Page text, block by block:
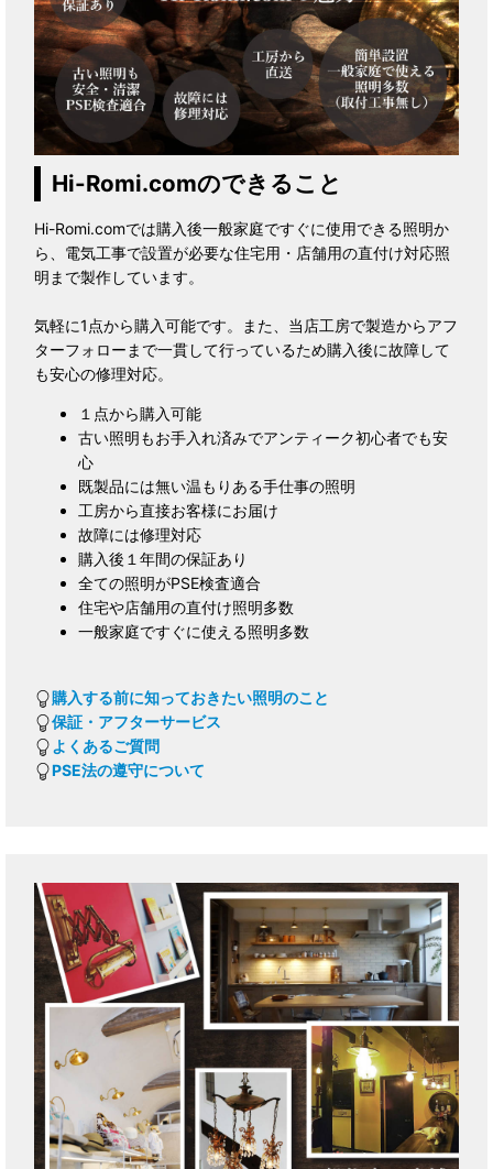
Hi-Romi.comのできること
Hi-Romi.comでは購入後一般家庭ですぐに使用できる照明か
ら、電気工事で設置が必要な住宅用・店舗用の直付け対応照
明まで製作しています。
気軽に1点から購入可能です。また、当店工房で製造からアフ
ターフォローまで一貫して行っているため購入後に故障して
も安心の修理対応。
１点から購入可能
古い照明もお手入れ済みでアンティーク初心者でも安
心
既製品には無い温もりある手仕事の照明
工房から直接お客様にお届け
故障には修理対応
購入後１年間の保証あり
全ての照明がPSE検査適合
住宅や店舗用の直付け照明多数
一般家庭ですぐに使える照明多数
購入する前に知っておきたい照明のこと
保証・アフターサービス
よくあるご質問
PSE法の遵守について